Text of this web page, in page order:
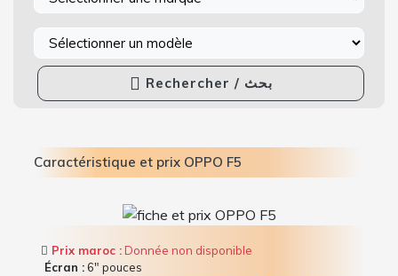
Rechercher / بحث
Caractéristique et prix OPPO F5
Prix maroc :Donnée non disponible
Écran :6" pouces